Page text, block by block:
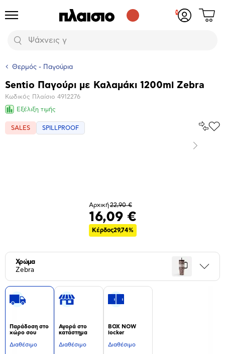
Προϊόντα
Αναζήτηση
Δες
Θερμός - Παγούρια
Βασικά
χαρακτηριστικά
Sentio Παγούρι με Καλαμάκι 1200ml Zebra
Κωδικός Πλαίσιο 4912276
Εξέλιξη τιμής
SALES SPILLPROOF
Επόμενο
Αρχική22,90 €
16,09 €
Κέρδος29,74%
Χρώμα
Zebra
Παράδοση στο
χώρο σου
Διαθέσιμο
Αγορά στο
κατάστημα
Διαθέσιμο
BOX NOW
locker
Διαθέσιμο